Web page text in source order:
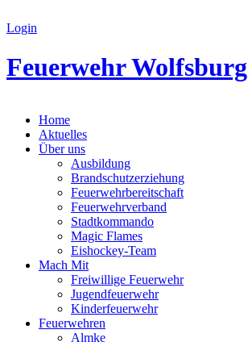
Login
Feuerwehr Wolfsburg
Home
Aktuelles
Über uns
Ausbildung
Brandschutzerziehung
Feuerwehrbereitschaft
Feuerwehrverband
Stadtkommando
Magic Flames
Eishockey-Team
Mach Mit
Freiwillige Feuerwehr
Jugendfeuerwehr
Kinderfeuerwehr
Feuerwehren
Almke